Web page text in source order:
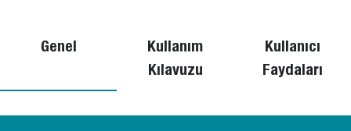
Genel
Kullanım
Kılavuzu
Kullanıcı
Faydaları